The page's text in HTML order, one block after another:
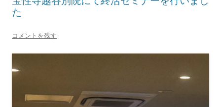
た
コメントを残す